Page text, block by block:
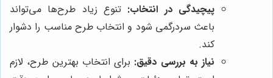
پیچیدگی در انتخاب: تنوع زیاد طرح‌ها می‌تواند
باعث سردرگمی شود و انتخاب طرح مناسب را دشوار
کند.
نیاز به بررسی دقیق: برای انتخاب بهترین طرح، لازم